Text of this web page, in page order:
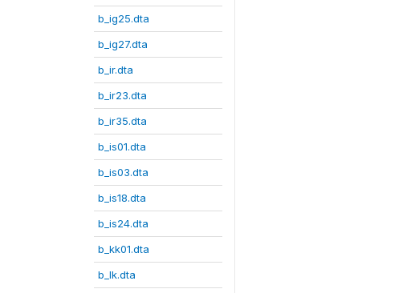
b_ig25.dta
b_ig27.dta
b_ir.dta
b_ir23.dta
b_ir35.dta
b_is01.dta
b_is03.dta
b_is18.dta
b_is24.dta
b_kk01.dta
b_lk.dta